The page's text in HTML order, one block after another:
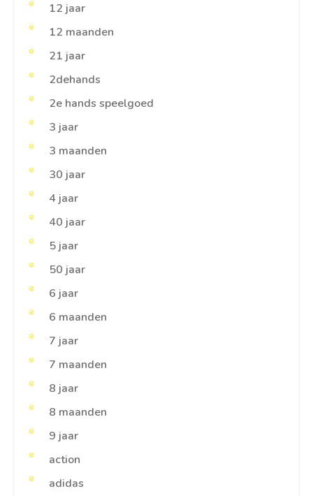
12 jaar
12 maanden
21 jaar
2dehands
2e hands speelgoed
3 jaar
3 maanden
30 jaar
4 jaar
40 jaar
5 jaar
50 jaar
6 jaar
6 maanden
7 jaar
7 maanden
8 jaar
8 maanden
9 jaar
action
adidas